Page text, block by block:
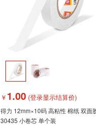
￥ 1.00 (登录显示结算价)
得力 12mm×10码 高粘性 棉纸 双面
30435 小卷芯 单个装